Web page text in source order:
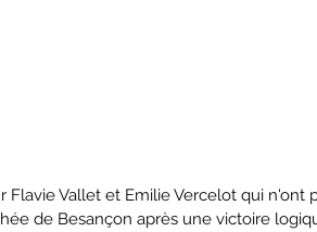
Flavie Vallet et Emilie Vercelot qui n'ont
de Besançon après une victoire